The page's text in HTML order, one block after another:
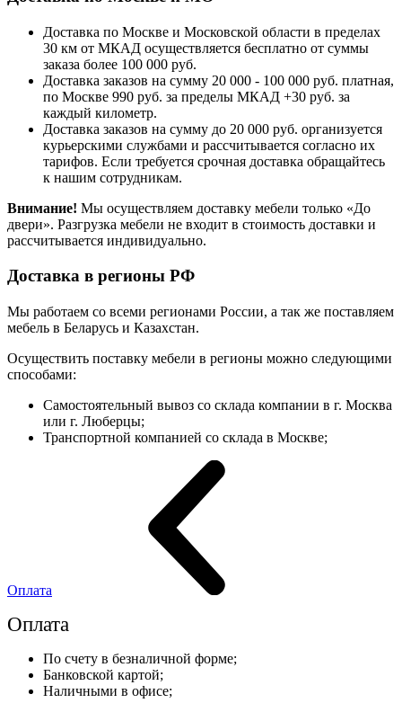
Доставка по Москве и Московской области в пределах
30 км от МКАД осуществляется бесплатно от суммы
заказа более 100 000 руб.
Доставка заказов на сумму 20 000 - 100 000 руб. платная,
по Москве 990 руб. за пределы МКАД +30 руб. за
каждый километр.
Доставка заказов на сумму до 20 000 руб. организуется
курьерскими службами и рассчитывается согласно их
тарифов. Если требуется срочная доставка обращайтесь
к нашим сотрудникам.
Внимание! Мы осуществляем доставку мебели только «До
двери». Разгрузка мебели не входит в стоимость доставки и
рассчитывается индивидуально.
Доставка в регионы РФ
Мы работаем со всеми регионами России, а так же поставляем
мебель в Беларусь и Казахстан.
Осуществить поставку мебели в регионы можно следующими
способами:
Самостоятельный вывоз со склада компании в г. Москва
или г. Люберцы;
Транспортной компанией со склада в Москве;
Оплата
Оплата
По счету в безналичной форме;
Банковской картой;
Наличными в офисе;